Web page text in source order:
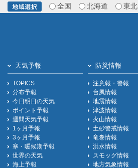
全国 北海道 東北
天気予報
TOPICS
分布予報
今日明日の天気
ポイント予報
週間天気予報
1ヶ月予報
3ヶ月予報
寒・暖候期予報
世界の天気
海上予報
防災情報
注意報・警報
台風情報
地震情報
津波情報
火山情報
土砂警戒情報
竜巻情報
洪水情報
スモッグ情報
地方気象情報